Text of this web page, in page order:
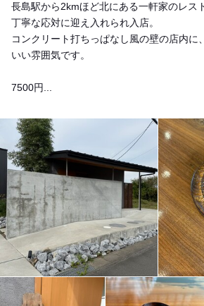
長島駅から2kmほど北にある一軒家のレス
丁寧な応対に迎え入れられ入店。
コンクリート打ちっぱなし風の壁の店内に
いい雰囲気です。
7500円...